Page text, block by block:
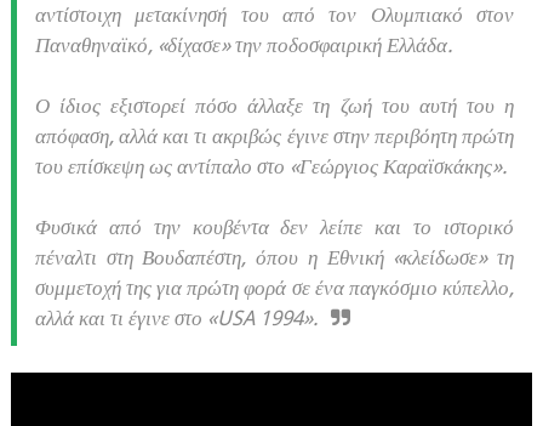
αντίστοιχη μετακίνησή του από τον Ολυμπιακό στον
Παναθηναϊκό, «δίχασε» την ποδοσφαιρική Ελλάδα.
Ο ίδιος εξιστορεί πόσο άλλαξε τη ζωή του αυτή του η
απόφαση, αλλά και τι ακριβώς έγινε στην περιβόητη πρώτη
του επίσκεψη ως αντίπαλο στο «Γεώργιος Καραϊσκάκης».
Φυσικά από την κουβέντα δεν λείπε και το ιστορικό
πέναλτι στη Βουδαπέστη, όπου η Εθνική «κλείδωσε» τη
συμμετοχή της για πρώτη φορά σε ένα παγκόσμιο κύπελλο,
αλλά και τι έγινε στο «USA 1994».